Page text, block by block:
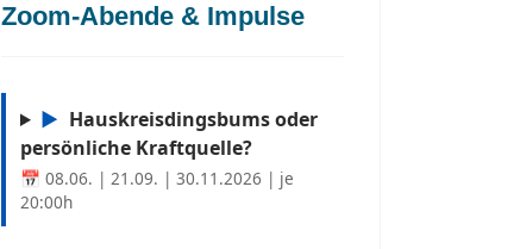
Zoom-Abende & Impulse
▶ Hauskreisdingsbums oder
persönliche Kraftquelle?
📅 08.06. | 21.09. | 30.11.2026 | je
20:00h